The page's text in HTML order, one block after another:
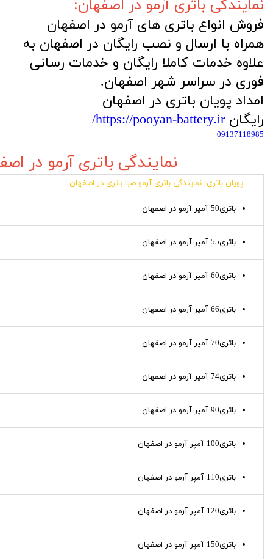
نمایندگی باتری آرمو در اصفهان:
فروش انواع باتری های آرمو در اصفهان
همراه با ارسال و نصب رایگان در اصفهان به
علاوه خدمات کاملا رایگان و خدمات رسانی
فوری در سراسر شهر اصفهان.
امداد پویان باتری در اصفهان
رایگانhttps://pooyan-battery.ir/
09137118985
نمایندگی باتری آرمو در
پویان باتری: نمایندگی باتری آرمو صبا باتری در اصفهان
باتری50 آمپر آرمو در اصفهان
باتری55 آمپر آرمو در اصفهان
باتری60 آمپر آرمو در اصفهان
باتری66 آمپر آرمو در اصفهان
باتری70 آمپر آرمو در اصفهان
باتری74 آمپر آرمو در اصفهان
باتری90 آمپر آرمو در اصفهان
باتری100 آمپر آرمو در اصفهان
باتری110 آمپر آرمو در اصفهان
باتری120 آمپر آرمو در اصفهان
باتری150 آمپر آرمو در اصفهان